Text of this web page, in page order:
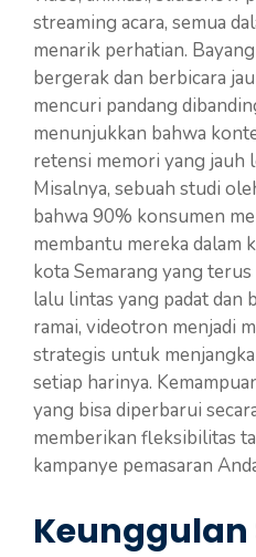
streaming acara, semua
menarik perhatian.
bergerak dan berbicara
mencuri pandang
menunjukkan bahwa
retensi memori yang jauh
Misalnya, sebuah studi
bahwa 90% konsumen
membantu mereka dalam
kota Semarang yang
lalu lintas yang padat dan
ramai, videotron menjadi
strategis untuk
setiap harinya.
yang bisa diperbarui
memberikan fleksibilitas
kampanye pemasaran
Keunggulan